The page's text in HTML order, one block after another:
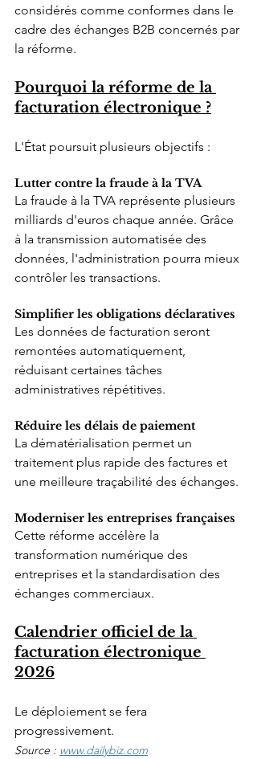
considérés comme conformes dans le
cadre des échanges B2B concernés par
la réforme.
Pourquoi la réforme de la
facturation électronique ?
L'État poursuit plusieurs objectifs :
Lutter contre la fraude à la TVA
La fraude à la TVA représente plusieurs
milliards d'euros chaque année. Grâce
à la transmission automatisée des
données, l'administration pourra mieux
contrôler les transactions.
Simplifier les obligations déclaratives
Les données de facturation seront
remontées automatiquement,
réduisant certaines tâches
administratives répétitives.
Réduire les délais de paiement
La dématérialisation permet un
traitement plus rapide des factures et
une meilleure traçabilité des échanges.
Moderniser les entreprises françaises
Cette réforme accélère la
transformation numérique des
entreprises et la standardisation des
échanges commerciaux.
Calendrier officiel de la
facturation électronique
2026
Le déploiement se fera
progressivement.
Source : www.dailybiz.com